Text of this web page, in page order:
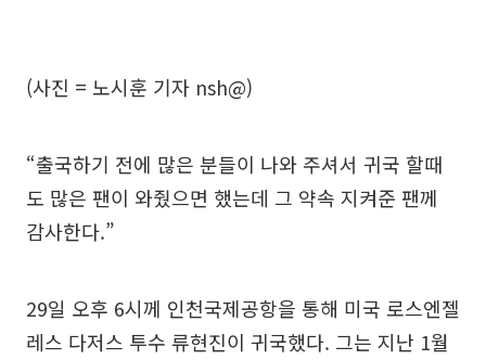
(사진 = 노시훈 기자 nsh@)
“출국하기 전에 많은 분들이 나와 주셔서 귀국 할때
도 많은 팬이 와줬으면 했는데 그 약속 지켜준 팬께
감사한다.”
29일 오후 6시께 인천국제공항을 통해 미국 로스엔젤
레스 다저스 투수 류현진이 귀국했다. 그는 지난 1월